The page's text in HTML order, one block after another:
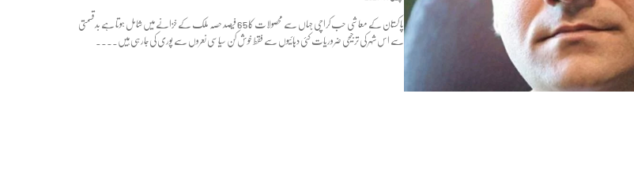
پاکستان کے معاشی حب کراچی جہاں سے محصولات کا 65 فیصد حصہ ملک کے خزانے میں شامل ہوتا ہے بدقسمتی
سے اس شہر کی ترجیحی ضروریات کئی دہائیوں سے فقط خوش کن سیاسی نعروں سے پوری کی جارہی ہیں۔...